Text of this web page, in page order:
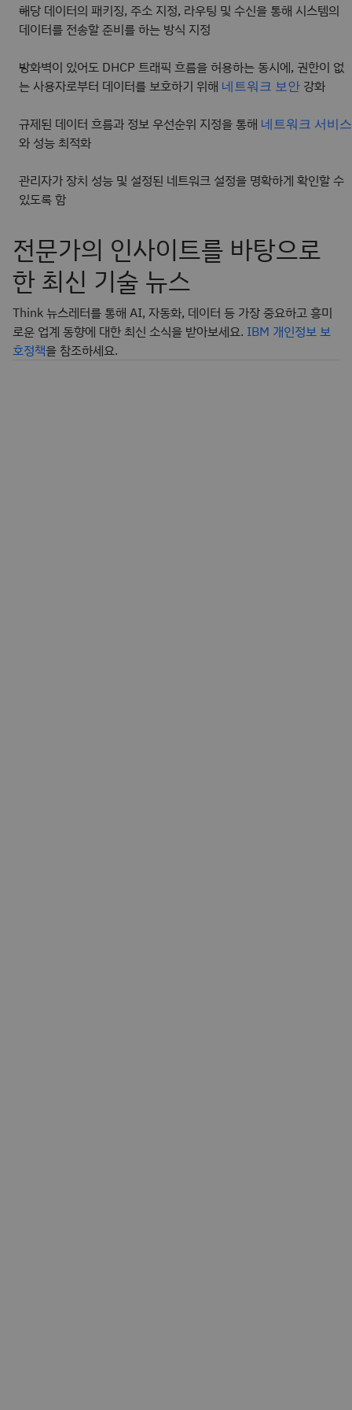
해당 데이터의 패키징, 주소 지정, 라우팅 및 수신을 통해 시스템의
데이터를 전송할 준비를 하는 방식 지정
방화벽이 있어도 DHCP 트래픽 흐름을 허용하는 동시에, 권한이 없
는 사용자로부터 데이터를 보호하기 위해 네트워크 보안 강화
규제된 데이터 흐름과 정보 우선순위 지정을 통해 네트워크 서비스
와 성능 최적화
관리자가 장치 성능 및 설정된 네트워크 설정을 명확하게 확인할 수
있도록 함
전문가의 인사이트를 바탕으로
한 최신 기술 뉴스
Think 뉴스레터를 통해 AI, 자동화, 데이터 등 가장 중요하고 흥미
로운 업계 동향에 대한 최신 소식을 받아보세요. IBM 개인정보 보
호정책을 참조하세요.